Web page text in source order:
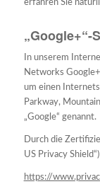
erfahren Sie
„Google+“-
In unserem
Networks
um einen
Parkway,
„Google“ genannt.
Durch die
US Privacy Shield“)
https://